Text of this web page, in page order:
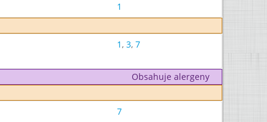
1
1, 3, 7
Obsahuje alergeny
7